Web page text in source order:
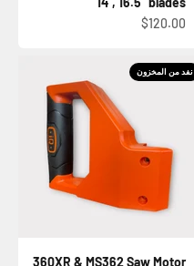
السعر بعد الخصم
$120.00
نفد من المخزون
360XR & MS362 Saw Motor